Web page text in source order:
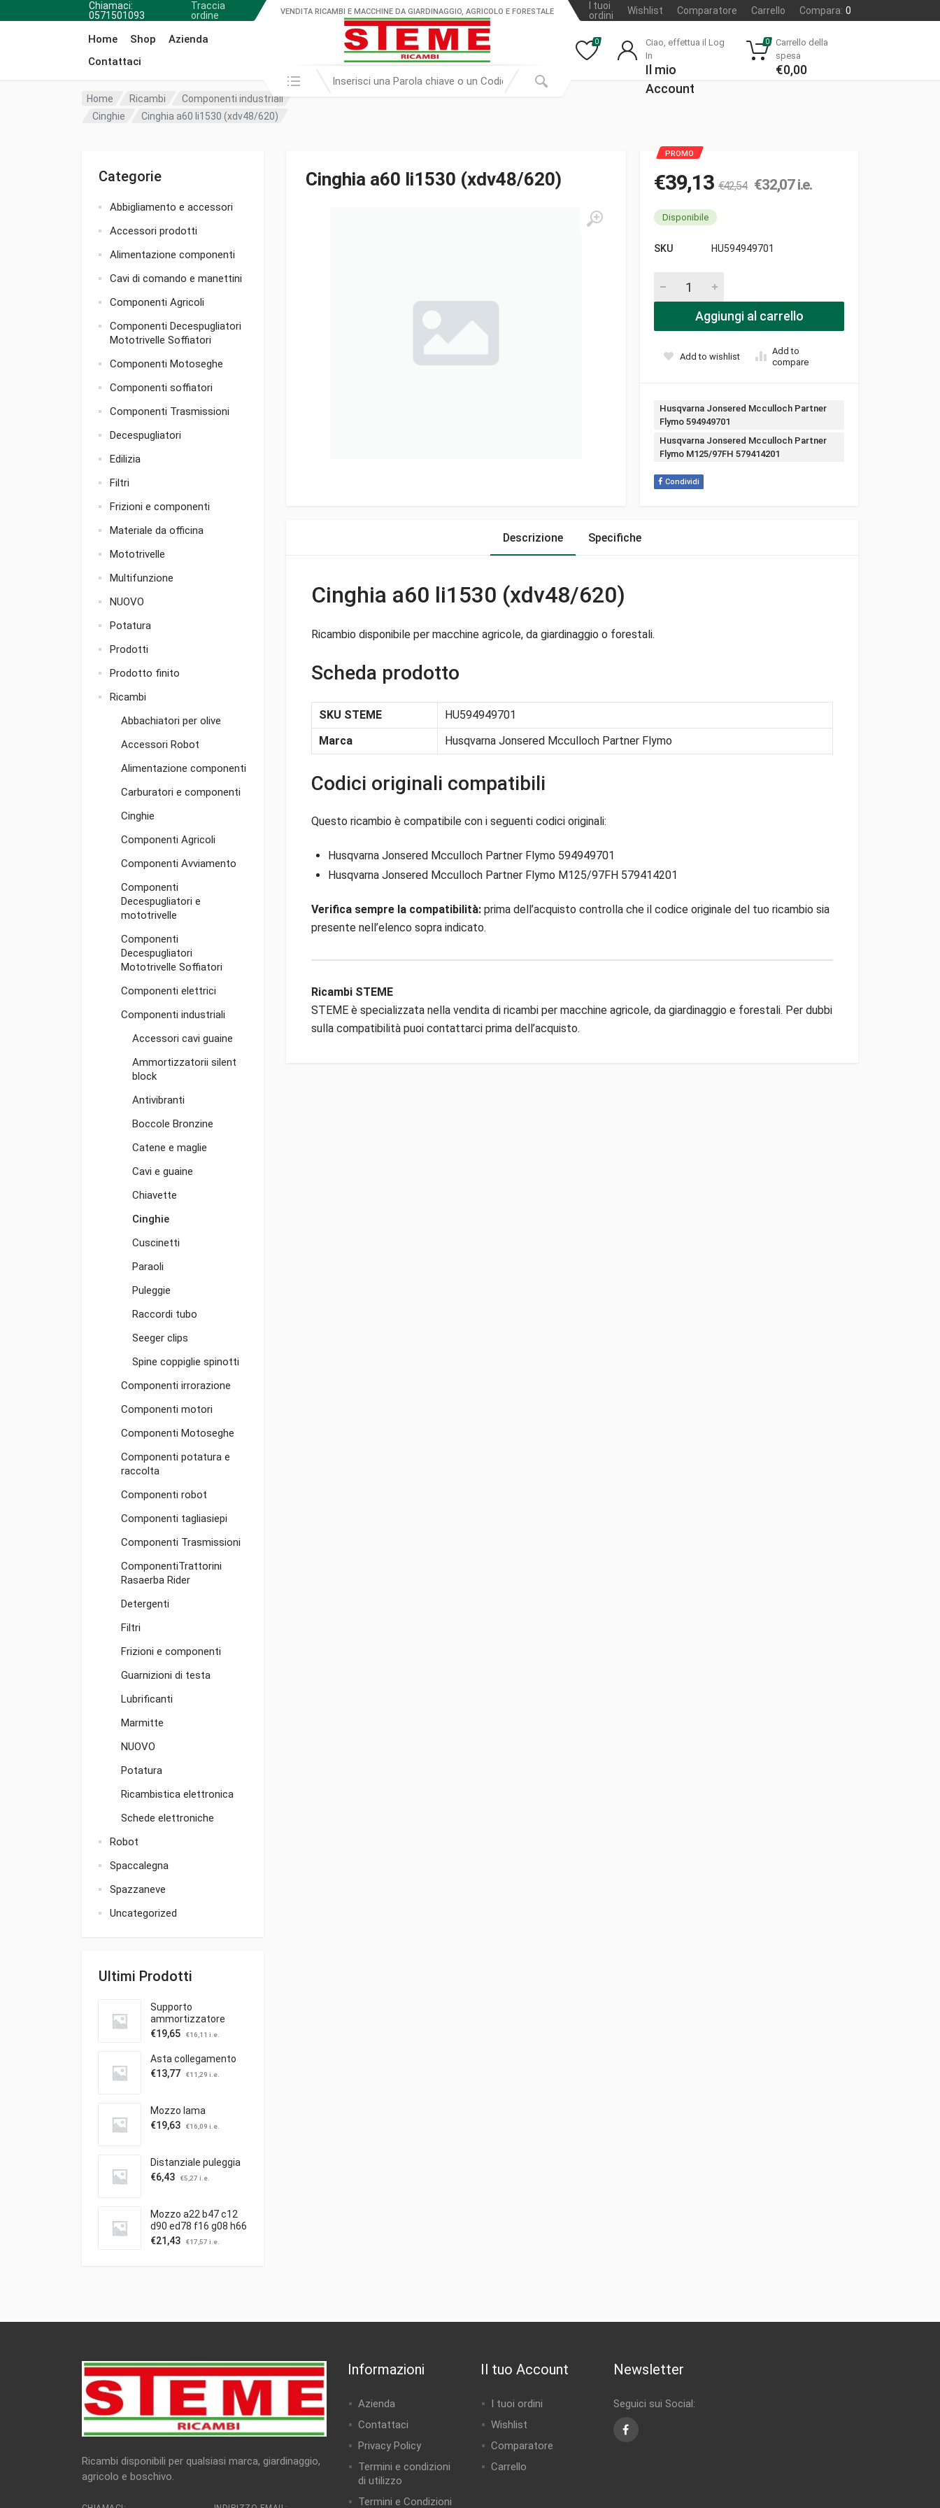
Chiamaci:
0571501093
Traccia
ordine
I tuoi
ordini
Wishlist Comparatore Carrello Compara: 0
Home Shop
Azienda
Contattaci
VENDITA RICAMBI E MACCHINE DA GIARDINAGGIO, AGRICOLO E FORESTALE
Cerca in:
0
Ciao, effettua il Log
In
Il mio
Account
0
Carrello della
spesa
€0,00
Home Ricambi
Componenti industriali
Cinghie
Cinghia a60 li1530 (xdv48/620)
Categorie
Abbigliamento e accessori
Accessori prodotti
Alimentazione componenti
Cavi di comando e manettini
Componenti Agricoli
Componenti Decespugliatori
Mototrivelle Soffiatori
Componenti Motoseghe
Componenti soffiatori
Componenti Trasmissioni
Decespugliatori
Edilizia
Filtri
Frizioni e componenti
Materiale da officina
Mototrivelle
Multifunzione
NUOVO
Potatura
Prodotti
Prodotto finito
Ricambi
Abbachiatori per olive
Accessori Robot
Alimentazione componenti
Carburatori e componenti
Cinghie
Componenti Agricoli
Componenti Avviamento
Componenti
Decespugliatori e
mototrivelle
Componenti
Decespugliatori
Mototrivelle Soffiatori
Componenti elettrici
Componenti industriali
Accessori cavi guaine
Ammortizzatorii silent
block
Antivibranti
Boccole Bronzine
Catene e maglie
Cavi e guaine
Chiavette
Cinghie
Cuscinetti
Paraoli
Puleggie
Raccordi tubo
Seeger clips
Spine coppiglie spinotti
Componenti irrorazione
Componenti motori
Componenti Motoseghe
Componenti potatura e
raccolta
Componenti robot
Componenti tagliasiepi
Componenti Trasmissioni
ComponentiTrattorini
Rasaerba Rider
Detergenti
Filtri
Frizioni e componenti
Guarnizioni di testa
Lubrificanti
Marmitte
NUOVO
Potatura
Ricambistica elettronica
Schede elettroniche
Robot
Spaccalegna
Spazzaneve
Uncategorized
Ultimi Prodotti
Supporto
ammortizzatore
€19,65 €16,11 i.e.
Asta collegamento
€13,77 €11,29 i.e.
Mozzo lama
€19,63 €16,09 i.e.
Distanziale puleggia
€6,43 €5,27 i.e.
Mozzo a22 b47 c12
d90 ed78 f16 g08 h66
c/puleggia ibea
€21,43 €17,57 i.e.
Cinghia a60 li1530 (xdv48/620) €39,13 €42,54 €32,07i.e.
Disponibile
SKU HU594949701
Aggiungi al carrello
Add to wishlist
Add to
compare
Tags:
Husqvarna Jonsered Mcculloch Partner
Flymo 594949701
Husqvarna Jonsered Mcculloch Partner
Flymo M125/97FH 579414201
Condividi
Descrizione Specifiche
Cinghia a60 li1530 (xdv48/620)
Ricambio disponibile per macchine agricole, da giardinaggio o forestali.
Scheda prodotto
SKU STEME
HU594949701
Marca
Husqvarna Jonsered Mcculloch Partner Flymo
Codici originali compatibili
Questo ricambio è compatibile con i seguenti codici originali:
Husqvarna Jonsered Mcculloch Partner Flymo 594949701
Husqvarna Jonsered Mcculloch Partner Flymo M125/97FH 579414201
Verifica sempre la compatibilità: prima dell’acquisto controlla che il codice originale del tuo ricambio sia
presente nell’elenco sopra indicato.
Ricambi STEME
STEME è specializzata nella vendita di ricambi per macchine agricole, da giardinaggio e forestali. Per dubbi
sulla compatibilità puoi contattarci prima dell’acquisto.
Ricambi disponibili per qualsiasi marca, giardinaggio,
agricolo e boschivo.
Informazioni
Azienda
Contattaci
Privacy Policy
Termini e condizioni
di utilizzo
Termini e Condizioni
Il tuo Account
I tuoi ordini
Wishlist
Comparatore
Carrello
Newsletter
Seguici sui Social:
Facebook